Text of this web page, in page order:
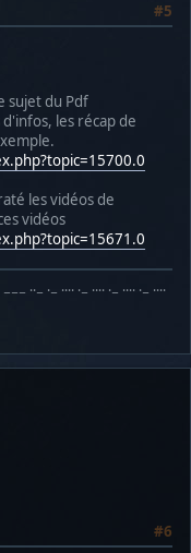
#5
sujet du Pdf
les récap de
les vidéos de
vidéos
··− ·− ···· ·− ···· ·− ···· ·− ····
#6